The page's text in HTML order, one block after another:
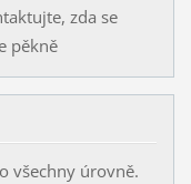
zda se
pěkně
všechny úrovně.